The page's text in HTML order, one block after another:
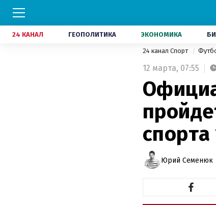
24 КАНАЛ ГЕОПОЛИТИКА ЭКОНОМИКА
24 канал Спорт
12 марта, 07:55
спорта
Юрий Семенюк